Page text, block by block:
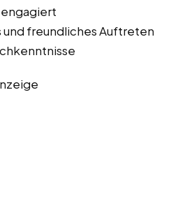
freundliches Auftreten